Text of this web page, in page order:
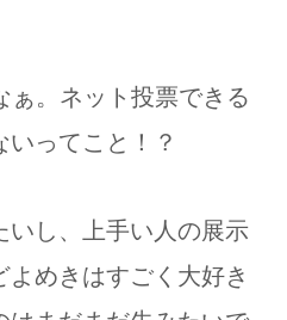
ぁ。ネット投票できる
ってこと！？
いし、上手い人の展示
めきはすごく大好き